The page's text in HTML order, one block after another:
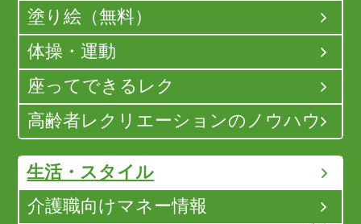
塗り絵（無料）
体操・運動
座ってできるレク
高齢者レクリエーションのノウハウ
生活・スタイル
介護職向けマネー情報